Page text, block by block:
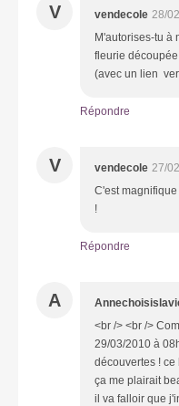
V vendecole 28/
M'autorises-tu à
fleurie
(avec un lien
Répondre
V vendecole 27/
C'est
!
Répondre
A
<br /> <br />
29/03/2010 à
découvertes !
ça me plairait
il va falloir que